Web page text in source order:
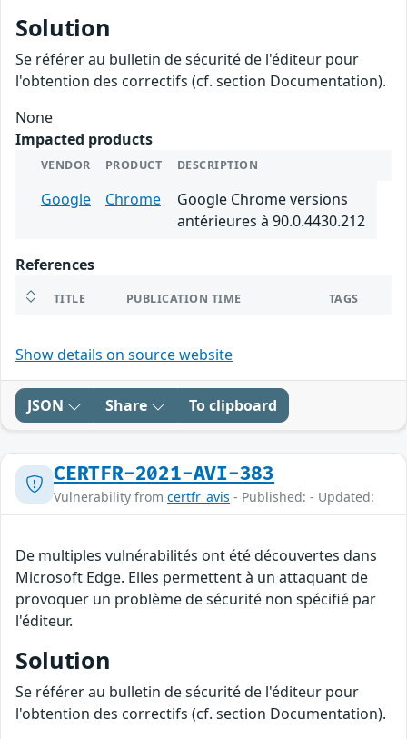
Solution
Se référer au bulletin de sécurité de l'éditeur pour
l'obtention des correctifs (cf. section Documentation).
None
Impacted products
VENDOR PRODUCT DESCRIPTION
Google Chrome
Google Chrome versions
antérieures à 90.0.4430.212
References
TITLE PUBLICATION TIME TAGS
Show details on source website
JSON Share To clipboard
CERTFR-2021-AVI-383
Vulnerability from certfr_avis - Published: - Updated:
De multiples vulnérabilités ont été découvertes dans
Microsoft Edge. Elles permettent à un attaquant de
provoquer un problème de sécurité non spécifié par
l'éditeur.
Solution
Se référer au bulletin de sécurité de l'éditeur pour
l'obtention des correctifs (cf. section Documentation).